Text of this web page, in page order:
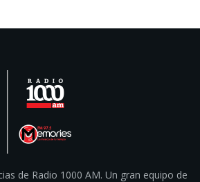
de Radio 1000 AM. Un gran equipo de